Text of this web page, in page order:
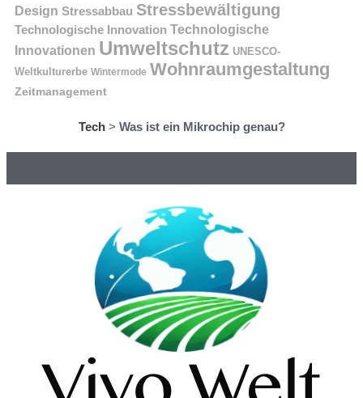
Design Stressabbau Stressbewältigung
Technologische Innovation Technologische
Innovationen Umweltschutz UNESCO-
Weltkulturerbe Wintermode Wohnraumgestaltung
Zeitmanagement
Tech> Was ist ein Mikrochip genau?